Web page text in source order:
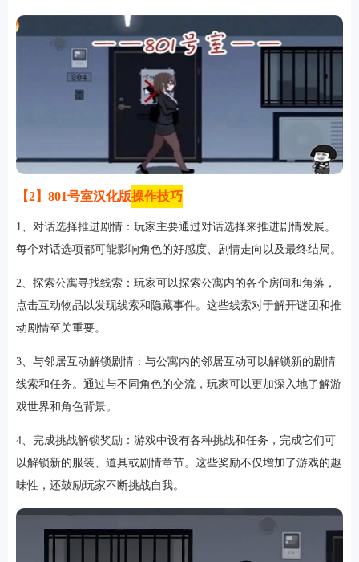
专题
【2】801号室汉化版操作技巧
1、对话选择推进剧情‌：玩家主要通过对话选择来推进剧情发展。
每个对话选项都可能影响角色的好感度、剧情走向以及最终结局。
2、‌探索公寓寻找线索‌：玩家可以探索公寓内的各个房间和角落，
点击互动物品以发现线索和隐藏事件。这些线索对于解开谜团和推
动剧情至关重要。
3、‌与邻居互动解锁剧情‌：与公寓内的邻居互动可以解锁新的剧情
线索和任务。通过与不同角色的交流，玩家可以更加深入地了解游
戏世界和角色背景。
‌4、完成挑战解锁奖励‌：游戏中设有各种挑战和任务，完成它们可
以解锁新的服装、道具或剧情章节。这些奖励不仅增加了游戏的趣
味性，还鼓励玩家不断挑战自我。